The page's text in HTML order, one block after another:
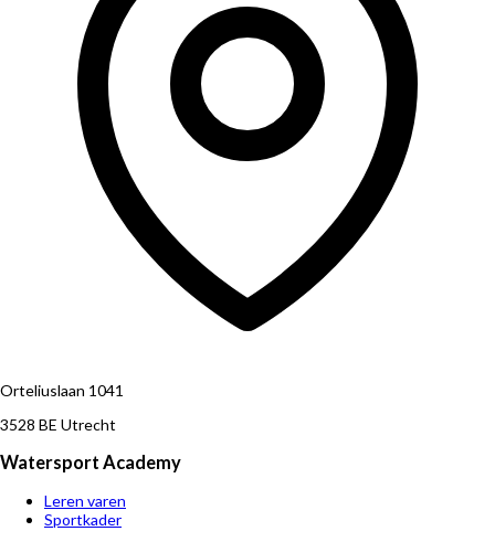
Orteliuslaan 1041
3528 BE Utrecht
Watersport Academy
Leren varen
Sportkader